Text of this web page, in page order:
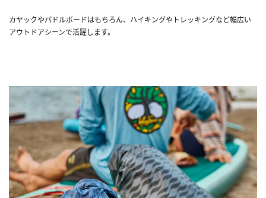
カヤックやパドルボードはもちろん、ハイキングやトレッキングなど幅広い
アウトドアシーンで活躍します。